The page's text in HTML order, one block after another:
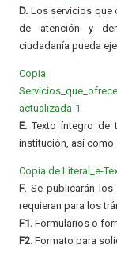
D. Los servicios que
de atención y
ciudadanía pueda
actualizada-1
E. Texto íntegro de
institución, así como
Copia de Literal_e-
F. Se publicarán
requieran para los
F1. Formularios o
F2. Formato para